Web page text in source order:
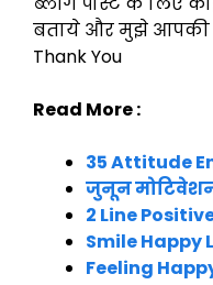
बताये और मुझे आपकी
Thank You
Read More :
35 Attitude
जुनून
2 Line
Smile Happy
Feeling